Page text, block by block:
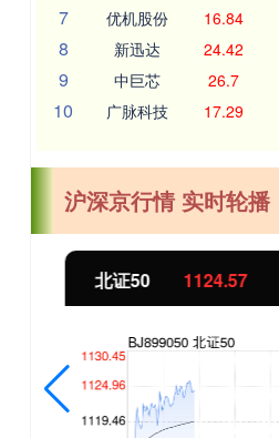
7 优机股份 16.84
8 新迅达 24.42
9 中巨芯 26.7
10 广脉科技 17.29
沪深京行情 实时轮播
北证50 1124.57